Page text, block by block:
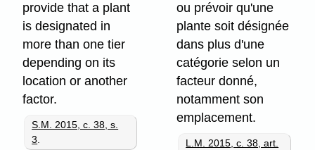
provide that a plant
is designated in
more than one tier
depending on its
location or another
factor.
S.M. 2015, c. 38, s.
3
ou prévoir qu'une
plante soit désignée
dans plus d'une
catégorie selon un
facteur donné,
notamment son
emplacement.
L.M. 2015, c. 38, art.